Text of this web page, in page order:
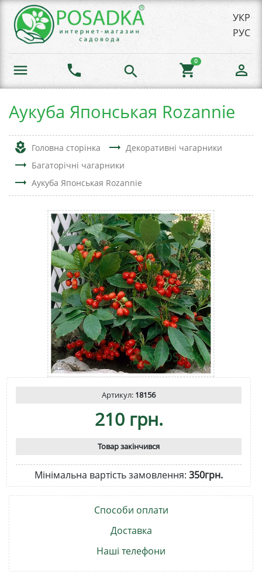
УКР
РУС
menu phone search shopping_cart
0
person_outline
Аукуба Японськая Rozannie
local_florist Головна сторінка trending_flat Декоративні чагарники
trending_flat Багаторічні чагарники
trending_flat Аукуба Японськая Rozannie
Артикул: 18156
210 грн.
Товар закінчився
Мінімальна вартість замовлення: 350грн.
Способи оплати
Доставка
Наші телефони